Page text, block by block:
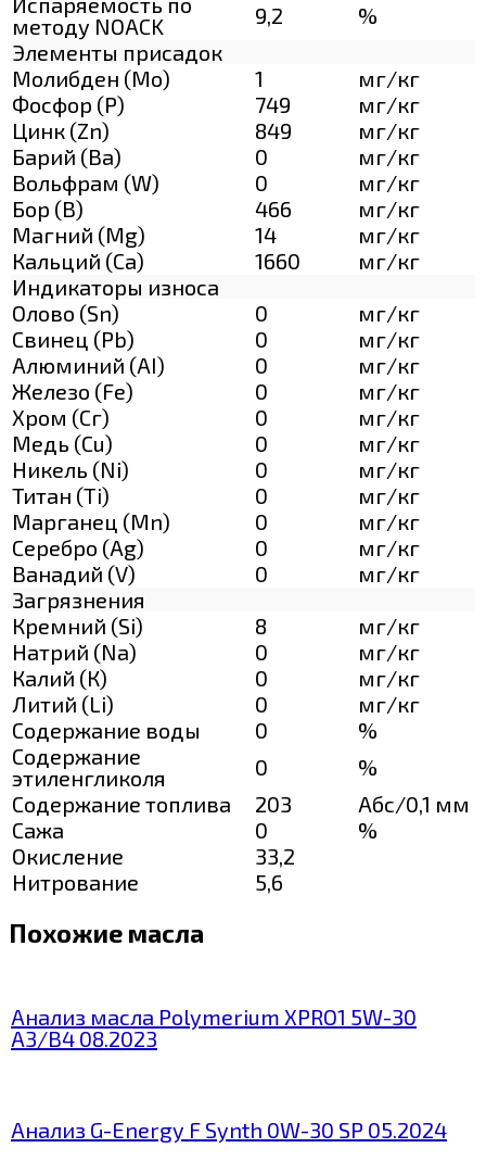
методу NOACK
9,2
%
Элементы присадок
Молибден (Мо)
1
мг/кг
Фосфор (Р)
749
мг/кг
Цинк (Zn)
849
мг/кг
Барий (Ва)
0
мг/кг
Вольфрам (W)
0
мг/кг
Бор (В)
466
мг/кг
Магний (Mg)
14
мг/кг
Кальций (Са)
1660
мг/кг
Индикаторы износа
Олово (Sn)
0
мг/кг
Свинец (Pb)
0
мг/кг
Алюминий (AI)
0
мг/кг
Железо (Fe)
0
мг/кг
Хром (Сг)
0
мг/кг
Медь (Cu)
0
мг/кг
Никель (Ni)
0
мг/кг
Титан (Ti)
0
мг/кг
Марганец (Mn)
0
мг/кг
Серебро (Ag)
0
мг/кг
Ванадий (V)
0
мг/кг
Загрязнения
Кремний (Si)
8
мг/кг
Натрий (Na)
0
мг/кг
Калий (К)
0
мг/кг
Литий (Li)
0
мг/кг
Содержание воды
0
%
Содержание
этиленгликоля
0
%
Содержание топлива
203
Абс/0,1 мм
Сажа
0
%
Окисление
33,2
Нитрование
5,6
Похожие масла
Анализ масла Polymerium XPRO1 5W-30
A3/B4 08.2023
Анализ G-Energy F Synth 0W-30 SP 05.2024